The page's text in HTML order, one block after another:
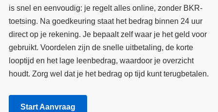
is snel en eenvoudig: je regelt alles online, zonder BKR-
toetsing. Na goedkeuring staat het bedrag binnen 24 uur
direct op je rekening. Je bepaalt zelf waar je het geld voor
gebruikt. Voordelen zijn de snelle uitbetaling, de korte
looptijd en het lage leenbedrag, waardoor je overzicht
houdt. Zorg wel dat je het bedrag op tijd kunt terugbetalen.
Start Aanvraag